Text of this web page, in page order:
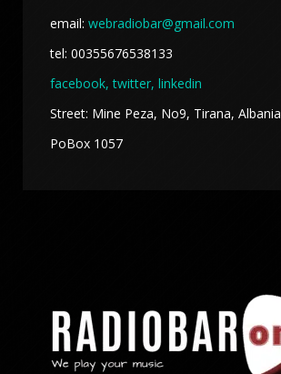
email: webradiobar@gmail.com
tel: 00355676538133
facebook, twitter, linkedin
Street: Mine Peza, No9, Tirana, Albania
PoBox 1057